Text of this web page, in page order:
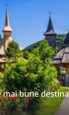
mai bune